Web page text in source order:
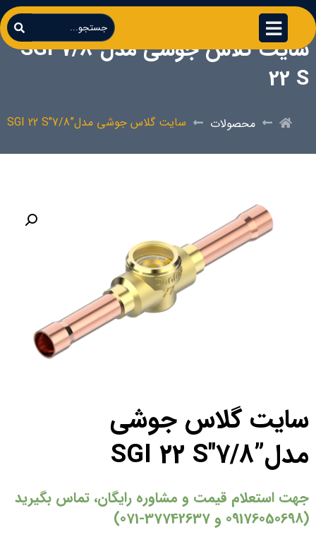
سایت گلاس جوشی مدل”7/8″SGI
22 S
محصولات سایت گلاس جوشی مدل”7/8″SGI 22 S
سایت گلاس جوشی
مدل”7/8″SGI 22 S
جهت استعلام قیمت و مشاوره رایگان، تماس بگیرید
(09176050698 و 37742637-071)